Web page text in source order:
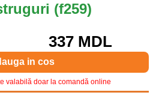
(f259)
337 MDL
in cos
valabilă doar la comandă online